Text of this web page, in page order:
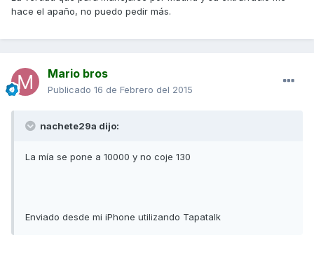
hace el apaño, no puedo pedir más.
Mario bros
Publicado 16 de Febrero del 2015
nachete29a dijo:
La mía se pone a 10000 y no coje 130
Enviado desde mi iPhone utilizando Tapatalk